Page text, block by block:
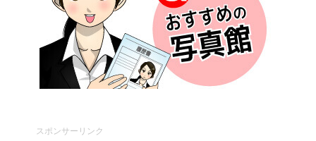
スポンサーリンク